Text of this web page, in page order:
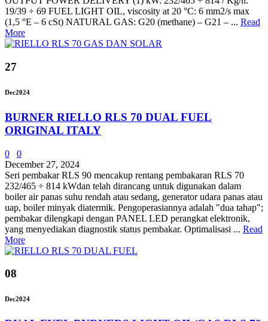
19/39 ÷ 69 FUEL LIGHT OIL, viscosity at 20 °C: 6 mm2/s max
(1,5 °E – 6 cSt) NATURAL GAS: G20 (methane) – G21 – ... Read
More
27
Dec2024
BURNER RIELLO RLS 70 DUAL FUEL
ORIGINAL ITALY
0
0
December 27, 2024
Seri pembakar RLS 90 mencakup rentang pembakaran RLS 70
232/465 ÷ 814 kWdan telah dirancang untuk digunakan dalam
boiler air panas suhu rendah atau sedang, generator udara panas atau
uap, boiler minyak diatermik. Pengoperasiannya adalah "dua tahap";
pembakar dilengkapi dengan PANEL LED perangkat elektronik,
yang menyediakan diagnostik status pembakar. Optimalisasi ... Read
More
08
Dec2024